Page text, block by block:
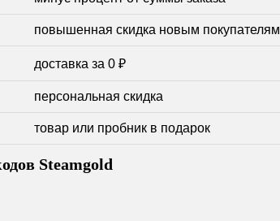
повышенная скидка новым покупателям
доставка за 0 ₽
персональная скидка
товар или пробник в подарок
Steamgold